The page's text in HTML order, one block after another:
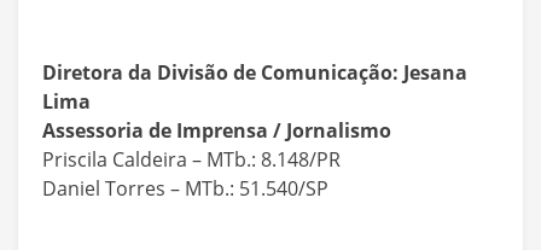
Diretora da Divisão de Comunicação: Jesana
Lima
Assessoria de Imprensa / Jornalismo
Priscila Caldeira – MTb.: 8.148/PR
Daniel Torres – MTb.: 51.540/SP